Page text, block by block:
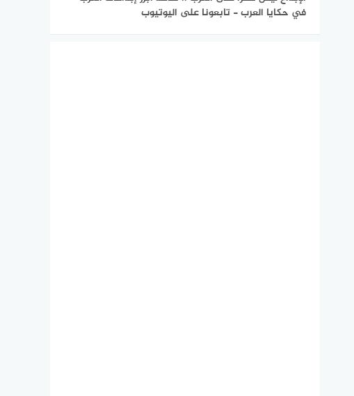
في حكايا العرب - تابعونا على اليوتيوب